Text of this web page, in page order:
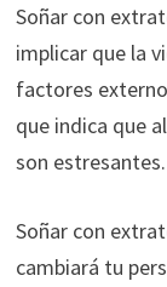
Soñar con
implicar que la
factores
que indica que
son estresantes.
Soñar con
cambiará tu